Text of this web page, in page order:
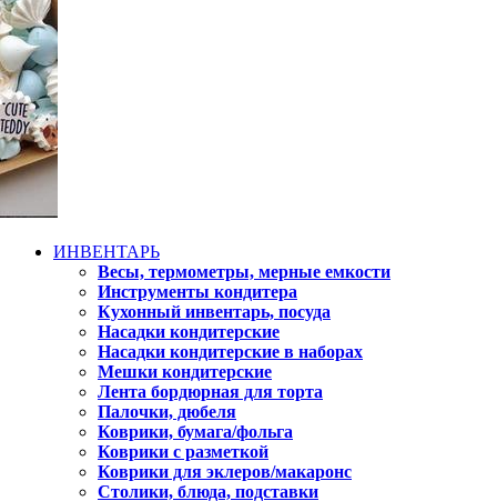
ИНВЕНТАРЬ
Весы, термометры, мерные емкости
Инструменты кондитера
Кухонный инвентарь, посуда
Насадки кондитерские
Насадки кондитерские в наборах
Мешки кондитерские
Лента бордюрная для торта
Палочки, дюбеля
Коврики, бумага/фольга
Коврики с разметкой
Коврики для эклеров/макаронс
Столики, блюда, подставки